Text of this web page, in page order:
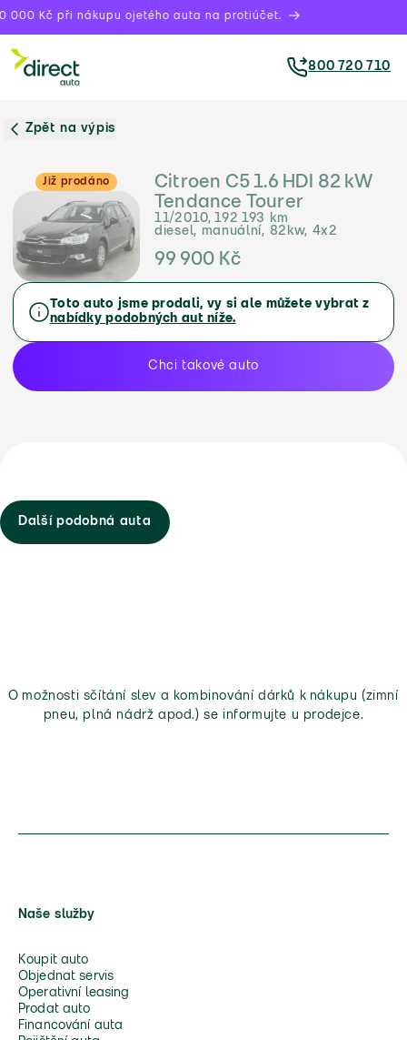
000 Kč při nákupu ojetého auta na protiúčet.
800 720 710
Zpět na výpis
Již prodáno
Citroen C5 1.6 HDI 82 kW
Tendance Tourer
11/2010, 192 193 km
diesel, manuální, 82kw, 4x2
99 900 Kč
Toto auto jsme prodali, vy si ale můžete vybrat z
nabídky podobných aut níže.
Chci takové auto
Další podobná auta
O možnosti sčítání slev a kombinování dárků k nákupu (zimní
pneu, plná nádrž apod.) se informujte u prodejce.
Naše služby
Koupit auto
Objednat servis
Operativní leasing
Prodat auto
Financování auta